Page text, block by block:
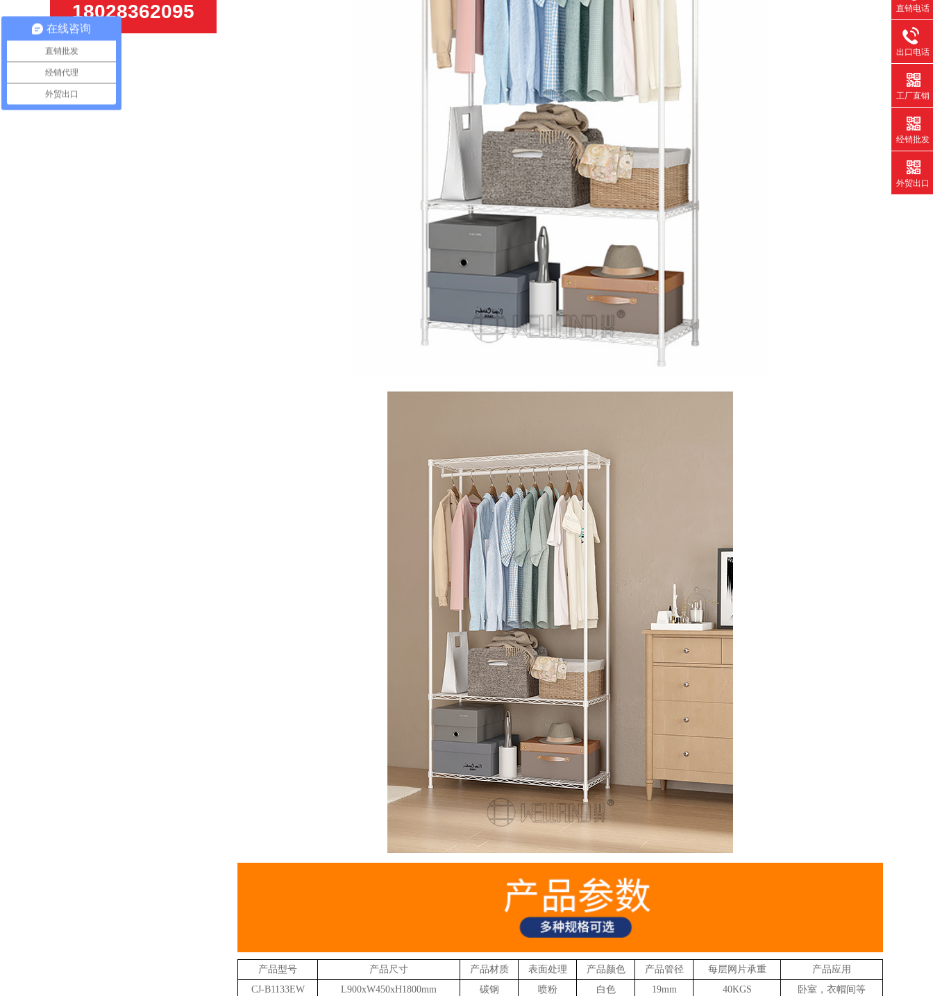
18028362095
产品型号 产品尺寸 产品材质 表面处理 产品颜色 产品管径 每层网片承重
产品应用
CJ-B1133EW
L900xW450xH1800mm 碳钢 喷粉 白色 19mm 40KGS 卧室，衣帽间等
直销电话
出口电话
工厂直销
经销批发
外贸出口
在线咨询
直销批发
经销代理
外贸出口